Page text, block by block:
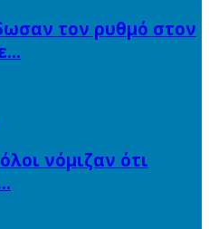
τον ρυθμό στον
νόμιζαν ότι